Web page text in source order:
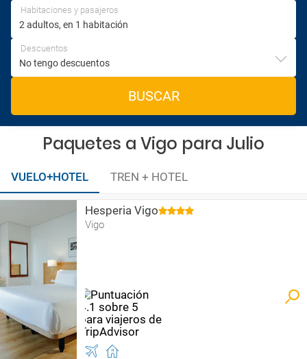
Habitaciones y pasajeros
Descuentos
BUSCAR
Paquetes a Vigo para Julio
VUELO+HOTEL TREN + HOTEL
Hesperia Vigo
Vigo